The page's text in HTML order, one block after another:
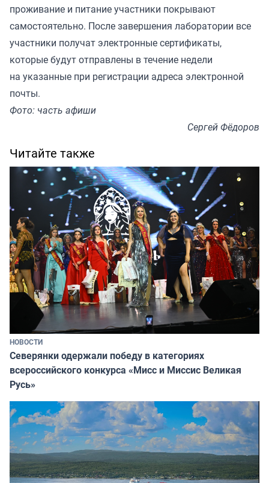
проживание и питание участники покрывают
самостоятельно. Послезавершения лаборатории все
участники получат электронные сертификаты,
которые будут отправлены в течение недели
на указанные при регистрации адреса электронной
почты.
Фото: часть афиши
Сергей Фёдоров
Читайте также
НОВОСТИ
Северянки одержали победу в категориях
всероссийского конкурса «Мисс и Миссис Великая
Русь»